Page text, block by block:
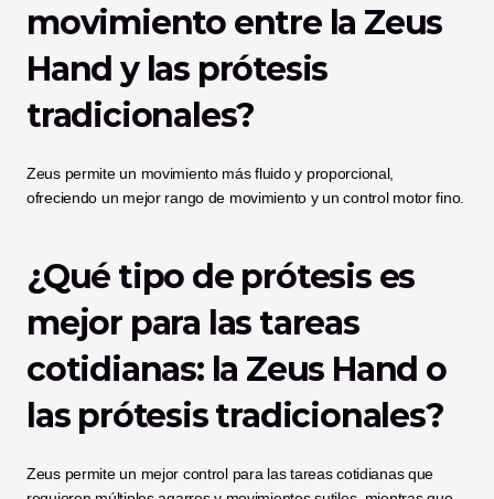
movimiento entre la Zeus
Hand y las prótesis
tradicionales?
Zeus permite un movimiento más fluido y proporcional,
ofreciendo un mejor rango de movimiento y un control motor fino.
¿Qué tipo de prótesis es
mejor para las tareas
cotidianas: la Zeus Hand o
las prótesis tradicionales?
Zeus permite un mejor control para las tareas cotidianas que